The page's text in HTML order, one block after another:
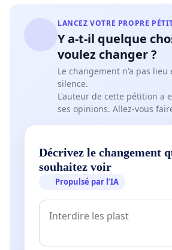
LANCEZ VOTRE PROPRE
Y a-t-il quelque
voulez changer ?
Le changement n'a pas
silence.
L'auteur de cette pétition a
ses opinions. Allez-vous
Décrivez le changement
souhaitez voir
Propulsé par l’IA